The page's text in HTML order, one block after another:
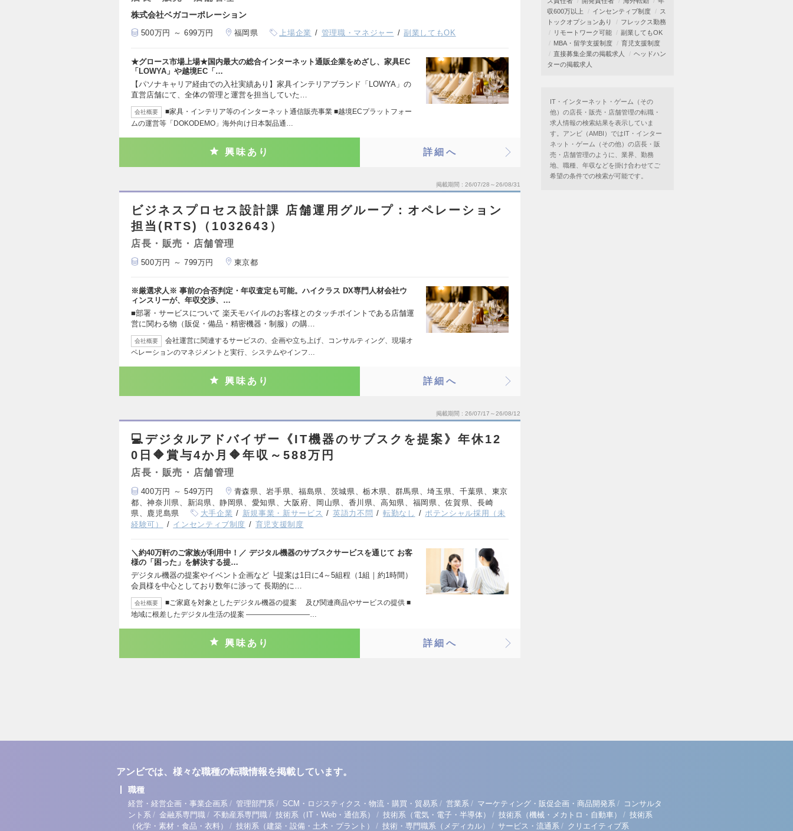
株式会社ベガコーポレーション
500万円 ～ 699万円 福岡県 上場企業 管理職・マネジャー 副業してもOK
★グロース市場上場★国内最大の総合インターネット通販企業をめざし、家具EC
「LOWYA」や越境EC「…
【パソナキャリア経由での入社実績あり】家具インテリアブランド「LOWYA」の
直営店舗にて、全体の管理と運営を担当していた…
会社概要
■家具・インテリア等のインターネット通信販売事業 ■越境ECプラットフォー
ムの運営等「DOKODEMO」海外向け日本製品通…
興味あり 詳細へ
掲載期間 26/07/28～26/08/31
ビジネスプロセス設計課 店舗運用グループ：オペレーション
担当(RTS)（1032643）
店長・販売・店舗管理
500万円 ～ 799万円 東京都
※厳選求人※ 事前の合否判定・年収査定も可能。ハイクラス DX専門人材会社ウ
ィンスリーが、年収交渉、…
■部署・サービスについて 楽天モバイルのお客様とのタッチポイントである店舗運
営に関わる物（販促・備品・精密機器・制服）の購…
会社概要
会社運営に関連するサービスの、企画や立ち上げ、コンサルティング、現場オ
ペレーションのマネジメントと実行、システムやインフ…
興味あり 詳細へ
掲載期間 26/07/17～26/08/12
💻デジタルアドバイザー《IT機器のサブスクを提案》年休12
0日🔶賞与4か月🔶年収～588万円
店長・販売・店舗管理
400万円 ～ 549万円
青森県、岩手県、福島県、茨城県、栃木県、群馬県、埼玉県、千葉県、東京
都、神奈川県、新潟県、静岡県、愛知県、大阪府、岡山県、香川県、高知県、福岡県、佐賀県、長崎
県、鹿児島県
大手企業 新規事業・新サービス 英語力不問 転勤なし
ポテンシャル採用（未
経験可）
インセンティブ制度 育児支援制度
＼約40万軒のご家族が利用中！／ デジタル機器のサブスクサービスを通じて お客
様の「困った」を解決する提…
デジタル機器の提案やイベント企画など └提案は1日に4～5組程（1組｜約1時間）
会員様を中心としており数年に渉って 長期的に…
会社概要
■ご家庭を対象としたデジタル機器の提案 及び関連商品やサービスの提供 ■
地域に根差したデジタル生活の提案 ―――――――――…
興味あり 詳細へ
収600万以上
インセンティブ制度
ス
トックオプションあり
フレックス勤務
リモートワーク可能
副業してもOK
MBA・留学支援制度
育児支援制度
直接募集企業の掲載求人
ヘッドハン
ターの掲載求人
IT・インターネット・ゲーム（その
他）の店長・販売・店舗管理の転職・
求人情報の検索結果を表示していま
す。アンビ（AMBI）ではIT・インター
ネット・ゲーム（その他）の店長・販
売・店舗管理のように、業界、勤務
地、職種、年収などを掛け合わせてご
希望の条件での検索が可能です。
アンビでは、様々な職種の転職情報を掲載しています。
職種
経営・経営企画・事業企画系 / 管理部門系 / SCM・ロジスティクス・物流・購買・貿易系 / 営業系 / マーケティング・販促企画・商品開発系 / コンサルタ
ント系 / 金融系専門職 / 不動産系専門職 / 技術系（IT・Web・通信系） / 技術系（電気・電子・半導体） / 技術系（機械・メカトロ・自動車） / 技術系
（化学・素材・食品・衣料）
/ 技術系（建築・設備・土木・プラント） / 技術・専門職系（メディカル） / サービス・流通系 / クリエイティブ系